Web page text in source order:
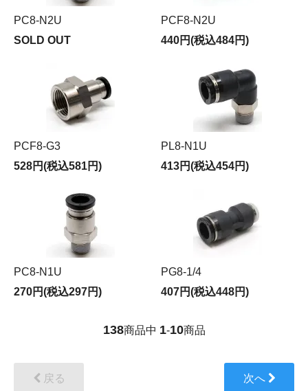
PC8-N2U
SOLD OUT
PCF8-N2U
440円(税込484円)
PCF8-G3
528円(税込581円)
PL8-N1U
413円(税込454円)
PC8-N1U
270円(税込297円)
PG8-1/4
407円(税込448円)
138商品中 1-10商品
戻る 次へ